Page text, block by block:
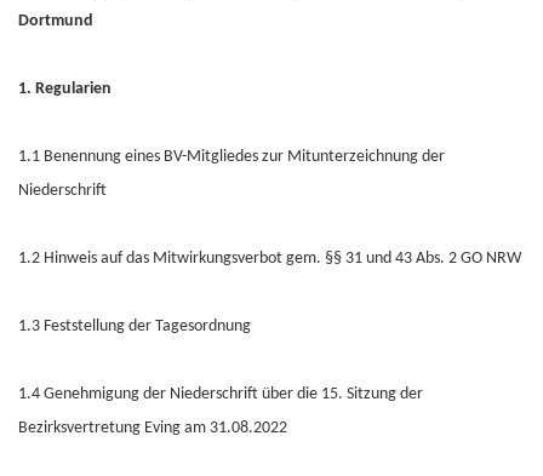
Dortmund
1. Regularien
1.1 Benennung eines BV-Mitgliedes zur Mitunterzeichnung der
Niederschrift
1.2 Hinweis auf das Mitwirkungsverbot gem. §§ 31 und 43 Abs. 2 GO NRW
1.3 Feststellung der Tagesordnung
1.4 Genehmigung der Niederschrift über die 15. Sitzung der
Bezirksvertretung Eving am 31.08.2022